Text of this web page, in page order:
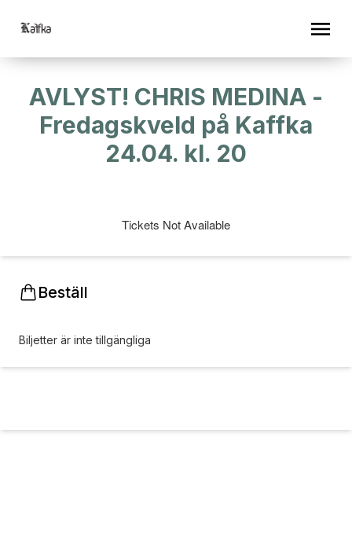
AVLYST! CHRIS MEDINA -
Fredagskveld på Kaffka
24.04. kl. 20
Tickets Not Available
Beställ
Biljetter är inte tillgängliga